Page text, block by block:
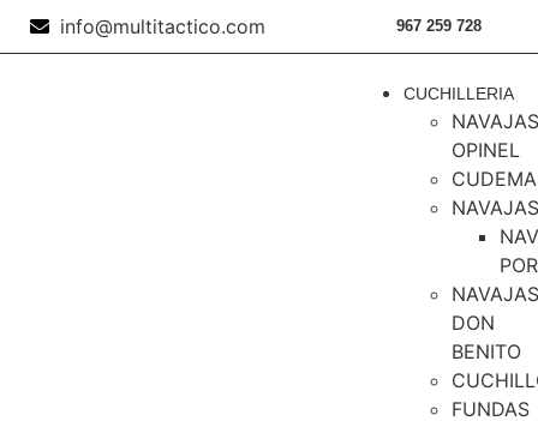
info@multitactico.com 967 259 728
CUCHILLERIA
NAVAJAS
OPINEL
NAVAJAS
NAVAJAS
DON
BENITO
FUNDAS